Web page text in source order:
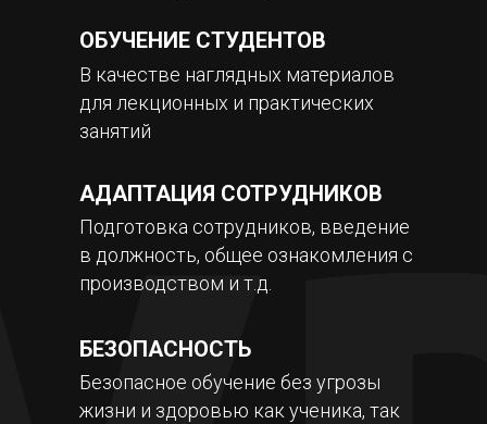
В качестве наглядных материалов
для лекционных и практических
занятий
ОБУЧЕНИЕ СТУДЕНТОВ
Безопасное обучение без угрозы
жизни и здоровью как ученика, так
БЕЗОПАСНОСТЬ
Подготовка сотрудников, введение
в должность, общее ознакомления с
производством и т.д.
АДАПТАЦИЯ СОТРУДНИКОВ